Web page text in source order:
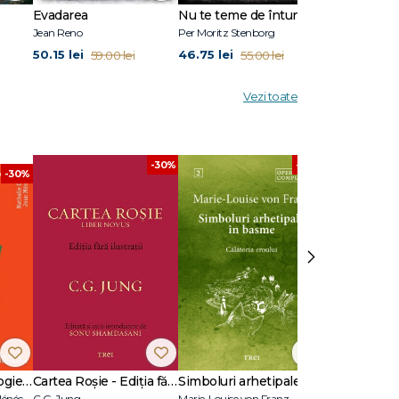
Evadarea
Jean Reno
50.15 lei 59.00 lei
Nu te teme de întuneric
Per Moritz Stenborg
46.75 lei 55.00 lei
Vezi toate
-30%
17 cazuri de psihologie clinică
-30%
Cartea Roșie - Ediția fără ilustrații
-30%
›